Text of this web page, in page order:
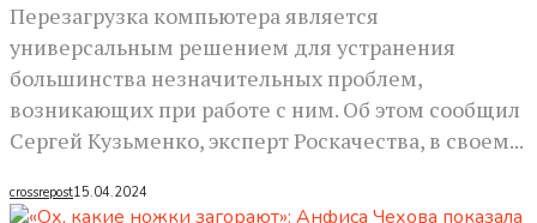
Перезагрузка компьютера является
универсальным решением для устранения
большинства незначительных проблем,
возникающих при работе с ним. Об этом сообщил
Сергей Кузьменко, эксперт Роскачества, в своем...
crossrepost15.04.2024